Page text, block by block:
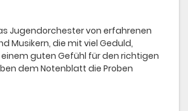
Jugendorchester von erfahrenen
Musikern, die mit viel Geduld,
guten Gefühl für den richtigen
dem Notenblatt die Proben